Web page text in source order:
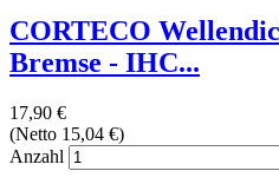
CORTECO
Bremse - IHC...
17,90 €
(Netto 15,04 €)
Anzahl